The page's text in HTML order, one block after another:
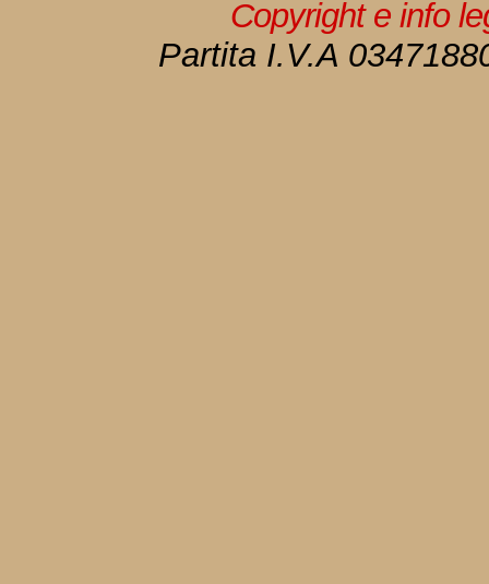
Copyright e info
Partita I.V.A